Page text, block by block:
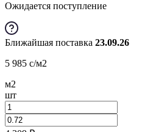
Ожидается поступление
Ближайшая поставка 23.09.26
5 985 c/м2
м2
шт